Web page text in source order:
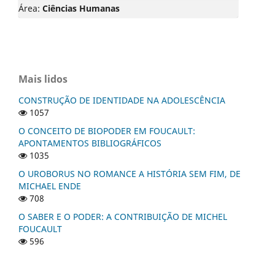
Área: Ciências Humanas
Mais lidos
CONSTRUÇÃO DE IDENTIDADE NA ADOLESCÊNCIA
1057
O CONCEITO DE BIOPODER EM FOUCAULT:
APONTAMENTOS BIBLIOGRÁFICOS
1035
O UROBORUS NO ROMANCE A HISTÓRIA SEM FIM, DE
MICHAEL ENDE
708
O SABER E O PODER: A CONTRIBUIÇÃO DE MICHEL
FOUCAULT
596